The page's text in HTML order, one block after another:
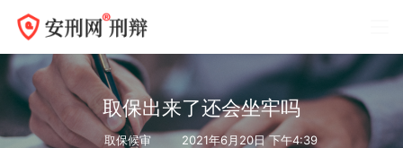
取保出来了还会坐牢吗
取保候审 2021年6月20日 下午4:39